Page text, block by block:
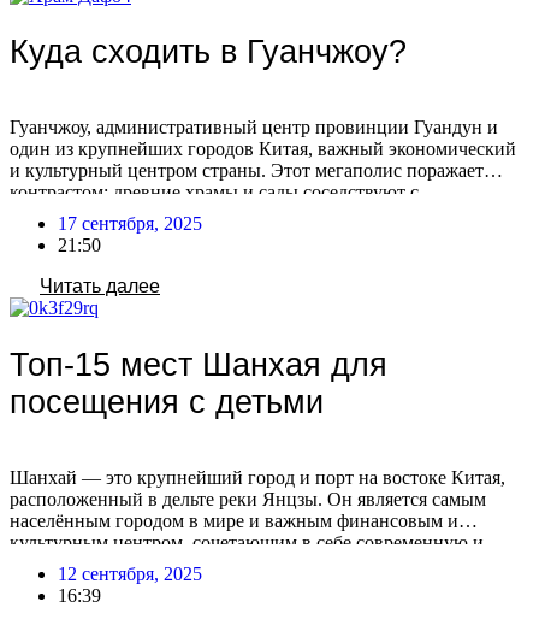
Куда сходить в Гуанчжоу?
Гуанчжоу, административный центр провинции Гуандун и
один из крупнейших городов Китая, важный экономический
и культурный центром страны. Этот мегаполис поражает
контрастом: древние храмы и сады соседствуют с
ультрасовременными небоскребами. Гуанчжоу также известен
как центр оптовой торговли, где можно найти практически
любой товар с маркировкой «Сделано в Китае». Помимо
оживленных торговых улиц, город предлагает множество
парков, […]
17 сентября, 2025
21:50
Читать далее
Топ-15 мест Шанхая для
посещения с детьми
Шанхай — это крупнейший город и порт на востоке Китая,
расположенный в дельте реки Янцзы. Он является самым
населённым городом в мире и важным финансовым и
культурным центром, сочетающим в себе современную и
традиционную культуру Китая. После отмены виз для россиян
с 15 сентября 2025, посещение Китая станет более доступным
и популярным! Воспользуйтесь этой возможностью, […]
12 сентября, 2025
16:39